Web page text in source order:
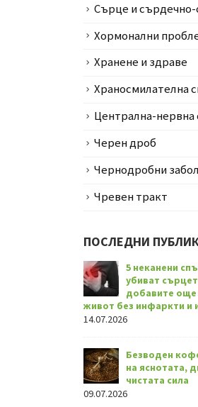
Сърце и
Хормонални
Хранене и здраве
Храносмилателна
Централна-нервна
Черен дроб
Чернодробни
Чревен тракт
ПОСЛЕДНИ
5 неканени
убиват
добавите още
живот без инфаркти и
14.07.2026
Безводен
на яснотата,
чистата сила
09.07.2026